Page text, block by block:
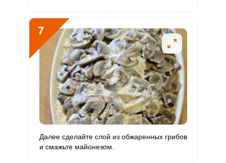
7
Далее сделайте слой из обжаренных грибов
и смажьте майонезом.